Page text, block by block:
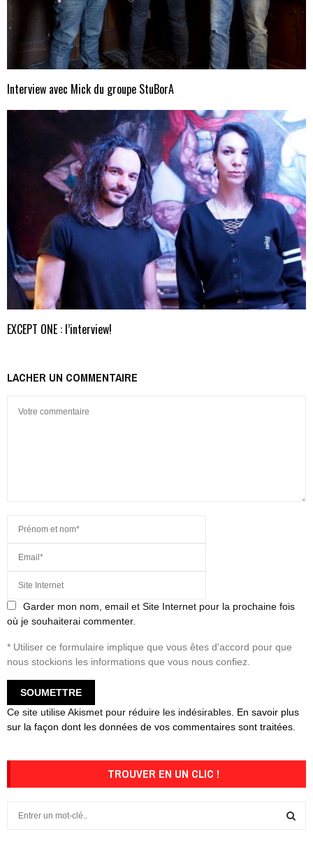
Interview avec Mick du groupe StuBorA
EXCEPT ONE : l’interview!
LACHER UN COMMENTAIRE
Garder mon nom, email et Site Internet pour la prochaine fois
où je souhaiterai commenter.
* Utiliser ce formulaire implique que vous êtes d'accord pour que
nous stockions les informations que vous nous confiez.
Ce site utilise Akismet pour réduire les indésirables. En savoir plus
sur la façon dont les données de vos commentaires sont traitées.
TROUVER EN UN CLIC !